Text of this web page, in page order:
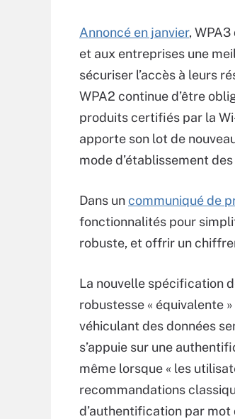
Annoncé en janvier,
et aux entreprises une
sécuriser l’accès à leurs
WPA2 continue d’être
produits certifiés par la
apporte son lot de
mode d’établissement
Dans uncommuniqué de
fonctionnalités pour
robuste, et offrir un
La nouvelle spécification
robustesse « équivalente
véhiculant des données
s’appuie sur une
même lorsque « les
recommandations
d’authentification par mot